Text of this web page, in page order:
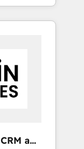
and
vitale
:
n'est pas
and